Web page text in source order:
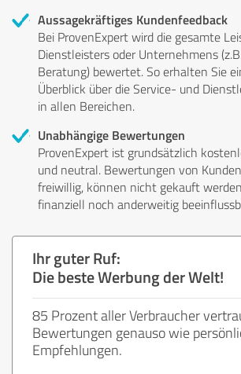
Aussagekräftiges Kundenfeedback
Bei ProvenExpert wird die gesamte
Dienstleisters oder Unternehmens
Beratung) bewertet. So erhalten Sie
Überblick über die Service- und
in allen Bereichen.
Unabhängige Bewertungen
ProvenExpert ist grundsätzlich
und neutral. Bewertungen von
freiwillig, können nicht gekauft
finanziell noch anderweitig
Ihr guter Ruf:
Die beste Werbung der Welt!
85 Prozent aller Verbraucher
Bewertungen genauso wie
Empfehlungen.